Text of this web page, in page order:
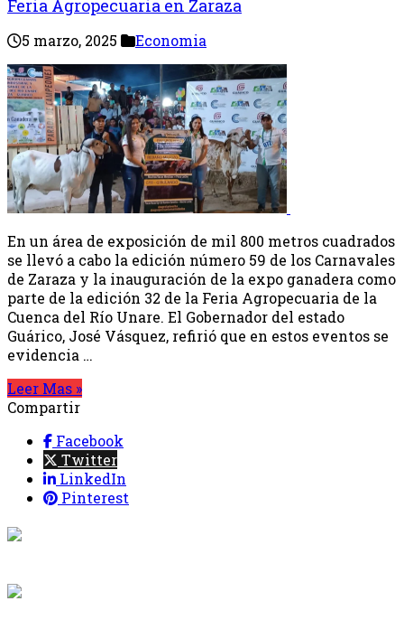
Feria Agropecuaria en Zaraza
5 marzo, 2025 Economia
En un área de exposición de mil 800 metros cuadrados
se llevó a cabo la edición número 59 de los Carnavales
de Zaraza y la inauguración de la expo ganadera como
parte de la edición 32 de la Feria Agropecuaria de la
Cuenca del Río Unare. El Gobernador del estado
Guárico, José Vásquez, refirió que en estos eventos se
evidencia …
Leer Mas »
Compartir
Facebook
Twitter
LinkedIn
Pinterest